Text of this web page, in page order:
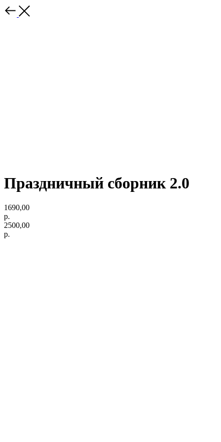
Праздничный сборник 2.0
1690,00
р.
2500,00
р.